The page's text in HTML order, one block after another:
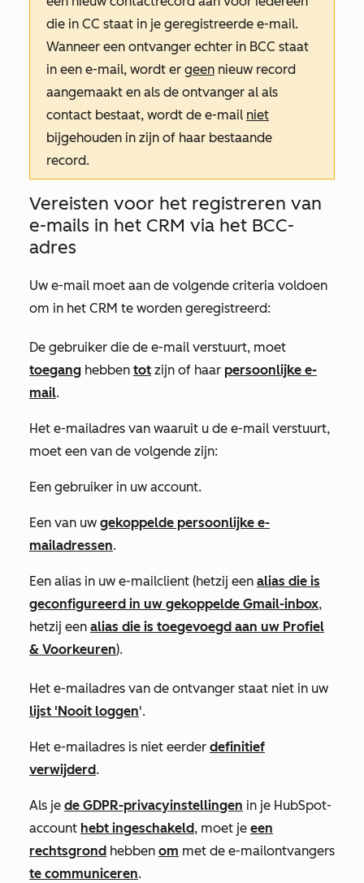
die in CC staat in je geregistreerde e-mail.
Wanneer een ontvanger echter in BCC staat
in een e-mail, wordt er geen nieuw record
aangemaakt en als de ontvanger al als
contact bestaat, wordt de e-mail niet
bijgehouden in zijn of haar bestaande
record.
Vereisten voor het registreren van
e-mails in het CRM via het BCC-
adres
Uw e-mail moet aan de volgende criteria voldoen
om in het CRM te worden geregistreerd:
De gebruiker die de e-mail verstuurt, moet
toegang hebben tot zijn of haar persoonlijke e-
mail.
Het e-mailadres van waaruit u de e-mail verstuurt,
moet een van de volgende zijn:
Een gebruiker in uw account.
Een van uw gekoppelde persoonlijke e-
mailadressen.
Een alias in uw e-mailclient (hetzij een alias die is
geconfigureerd in uw gekoppelde Gmail-inbox,
hetzij een alias die is toegevoegd aan uw Profiel
& Voorkeuren).
Het e-mailadres van de ontvanger staat niet in uw
lijst 'Nooit loggen'.
Het e-mailadres is niet eerder definitief
verwijderd.
Als je de GDPR-privacyinstellingen in je HubSpot-
account hebt ingeschakeld, moet je een
rechtsgrond hebben om met de e-mailontvangers
te communiceren.